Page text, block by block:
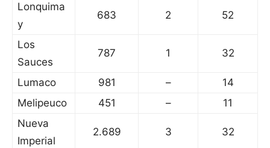
Lonquima
y
683 2 52
Los
Sauces
787 1 32
Lumaco 981 –
14
Melipeuco
451 –
11
Nueva
Imperial
2.689 3 32